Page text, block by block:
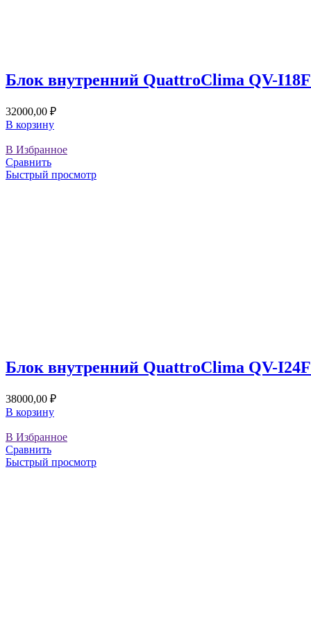
Блок внутренний QuattroClima QV-
32000,00 ₽
В корзину
В Избранное
Сравнить
Быстрый просмотр
Блок внутренний QuattroClima QV-
38000,00 ₽
В корзину
В Избранное
Сравнить
Быстрый просмотр